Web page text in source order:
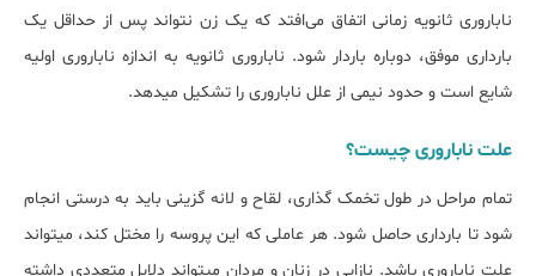
ناباروری ثانویه زمانی اتفاق می‌افتد که یک زن نتواند پس از حداقل یک
بارداری موفق، دوباره باردار شود. ناباروری ثانویه به اندازه ناباروری اولیه
شایع است و حدود نیمی از علل ناباروری را تشکیل می‎دهد.
علت ناباروری چیست؟
تمام مراحل در طول تخمک گذاری، لقاح و لانه گزینی باید به درستی انجام
شود تا بارداری حاصل شود. هر عاملی که این پروسه را مختل کند، می‏تواند
علت ناباروری باشد. نازایی در زنان و مردان می‎تواند دلایل متعددی داشته